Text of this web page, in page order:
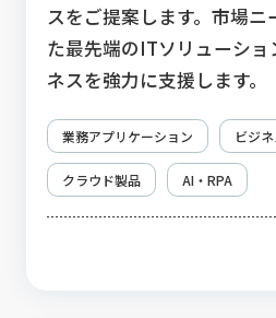
スをご提案します。市場ニ
た最先端のITソリューシ
ネスを強力に支援します。
業務アプリケーション ビジ
クラウド製品 AI・RPA